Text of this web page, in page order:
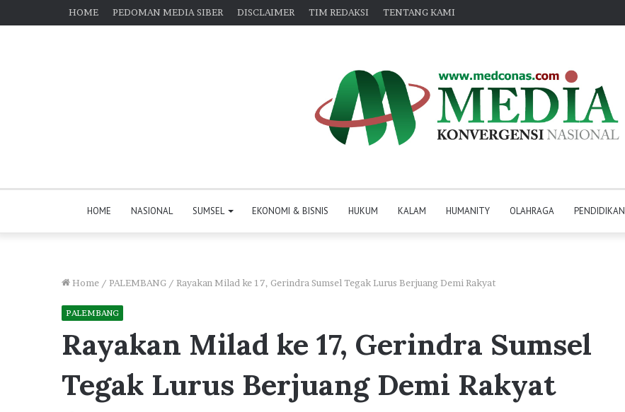
HOME PEDOMAN MEDIA SIBER DISCLAIMER TIM REDAKSI TENTANG KAMI
HOME NASIONAL SUMSEL EKONOMI & BISNIS HUKUM KALAM HUMANITY OLAHRAGA PENDIDIKAN
Home / PALEMBANG / Rayakan Milad ke 17, Gerindra Sumsel Tegak Lurus Berjuang Demi Rakyat
PALEMBANG
Rayakan Milad ke 17, Gerindra Sumsel
Tegak Lurus Berjuang Demi Rakyat